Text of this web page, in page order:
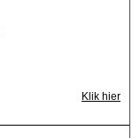
Klik hier